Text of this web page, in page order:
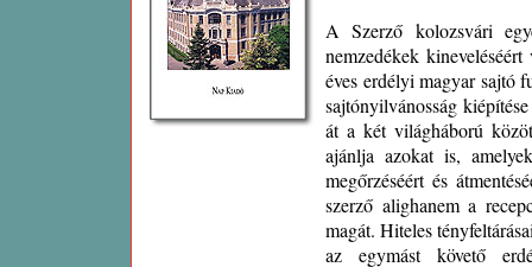
A Szerző kolozsvári
nemzedékek
éves erdélyi magyar sajtó
sajtónyilvánosság
át a két világháború
ajánlja azokat is,
megőrzéséért és
szerző alighanem a
magát. Hiteles
az egymást követő